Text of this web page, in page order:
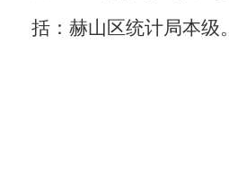
括：赫山区统计局本级。